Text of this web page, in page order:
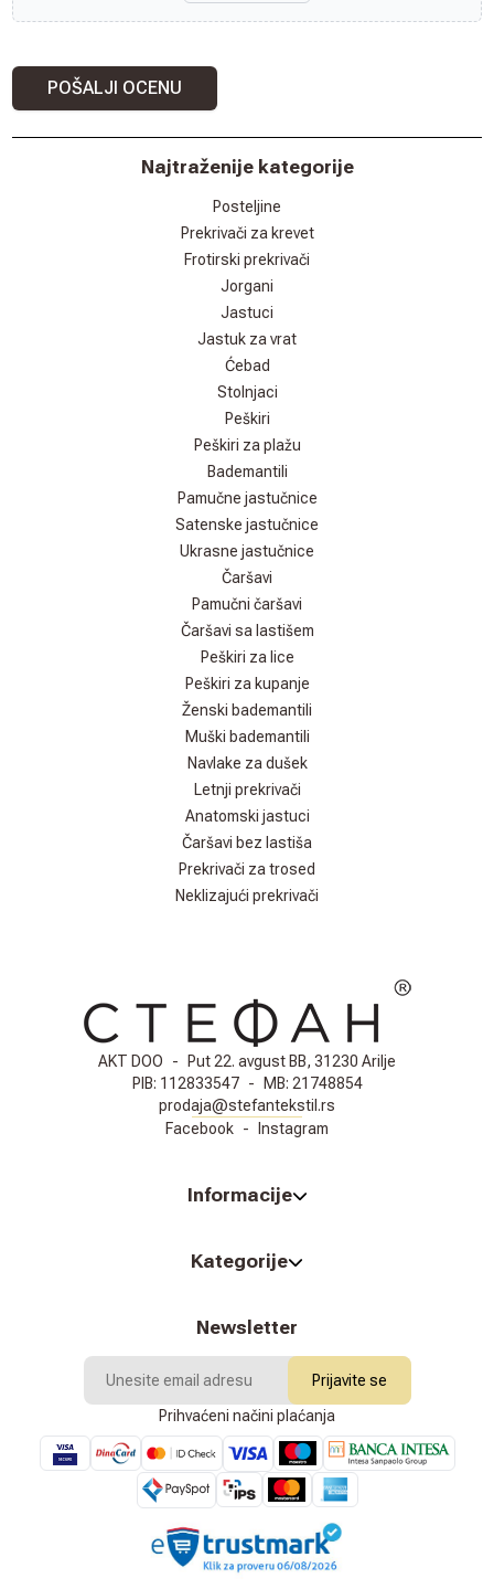
POŠALJI OCENU
Najtraženije kategorije
Posteljine
Prekrivači za krevet
Frotirski prekrivači
Jorgani
Jastuci
Jastuk za vrat
Ćebad
Stolnjaci
Peškiri
Peškiri za plažu
Bademantili
Pamučne jastučnice
Satenske jastučnice
Ukrasne jastučnice
Čaršavi
Pamučni čaršavi
Čaršavi sa lastišem
Peškiri za lice
Peškiri za kupanje
Ženski bademantili
Muški bademantili
Navlake za dušek
Letnji prekrivači
Anatomski jastuci
Čaršavi bez lastiša
Prekrivači za trosed
Neklizajući prekrivači
AKT DOO - Put 22. avgust BB, 31230 Arilje
PIB: 112833547 - MB: 21748854
prodaja@stefantekstil.rs
Facebook - Instagram
Informacije
Kategorije
Newsletter
Prijavite se
Prihvaćeni načini plaćanja